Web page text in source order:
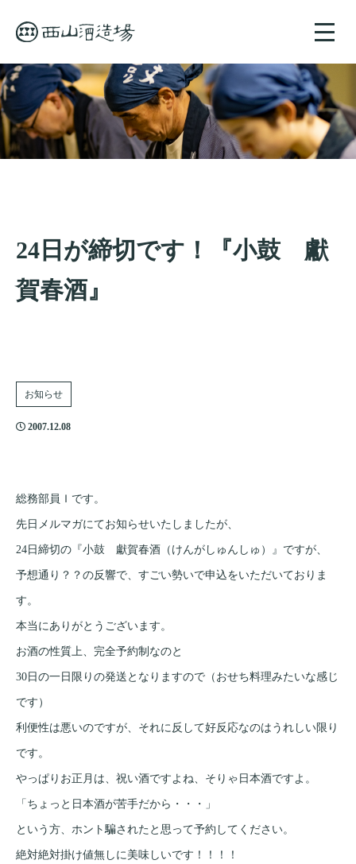
toggle
24日が締切です！『小鼓 獻
賀春酒』
お知らせ
2007.12.08
総務部員Ｉです。
先日メルマガにてお知らせいたしましたが、
24日締切の『小鼓 獻賀春酒（けんがしゅんしゅ）』ですが、
予想通り？？の反響で、すごい勢いで申込をいただいておりま
す。
本当にありがとうございます。
お酒の性質上、完全予約制なのと
30日の一日限りの発送となりますので（おせち料理みたいな感じ
です）
利便性は悪いのですが、それに反して好反応なのはうれしい限り
です。
やっぱりお正月は、祝い酒ですよね、そりゃ日本酒ですよ。
「ちょっと日本酒が苦手だから・・・」
という方、ホント騙されたと思って予約してください。
絶対絶対掛け値無しに美味しいです！！！！